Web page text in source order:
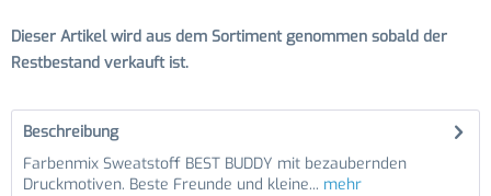
Dieser Artikel wird aus dem Sortiment genommen sobald der
Restbestand verkauft ist.
Beschreibung
Farbenmix Sweatstoff BEST BUDDY mit bezaubernden
Druckmotiven. Beste Freunde und kleine... mehr